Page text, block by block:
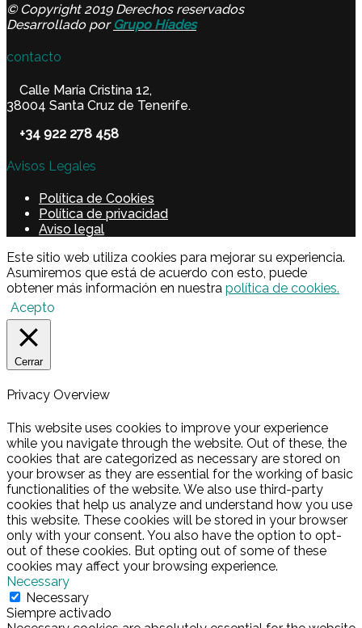
© Copyright 2019 Derechos reservados
Desarrollado por Grupo Híades
contacto
Calle María Cristina 12,
38004 Santa Cruz de Tenerife.
+34 922 278 458
Avisos Legales
Política de Cookies
Política de privacidad
Aviso legal
Este sitio web utiliza cookies para mejorar su experiencia.
Asumiremos que está de acuerdo con esto, puede
obtener más información en nuestra política de cookies.
Acepto
Cerrar
Privacy Overview
This website uses cookies to improve your experience
while you navigate through the website. Out of these, the
cookies that are categorized as necessary are stored on
your browser as they are essential for the working of basic
functionalities of the website. We also use third-party
cookies that help us analyze and understand how you use
this website. These cookies will be stored in your browser
only with your consent. You also have the option to opt-
out of these cookies. But opting out of some of these
cookies may affect your browsing experience.
Necessary
Necessary
Siempre activado